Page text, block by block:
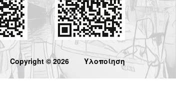
Copyright © 2026 Υλοποίηση